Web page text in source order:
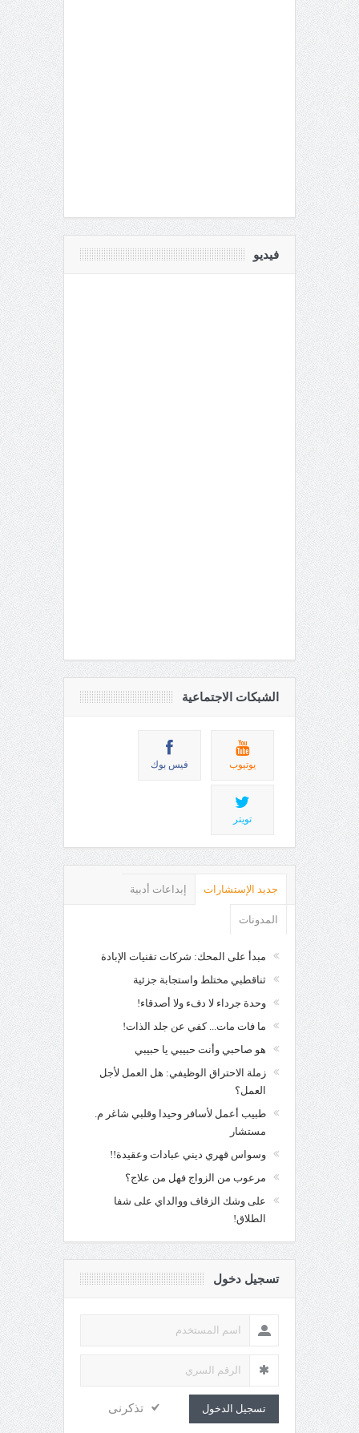
فيديو
الشبكات الاجتماعية
يوتيوب فيس بوك
تويتر
جديد الإستشارات إبداعات أدبية
المدونات
مبدأ على المحك: شركات تقنيات الإبادة
ثناقطبي مختلط واستجابة جزئية
وحدة جرداء لا دفء ولا أصدقاء!
ما فات مات... كفي عن جلد الذات!
هو صاحبي وأنت حبيبي يا حبيبي
زملة الاحتراق الوظيفي: هل العمل لأجل
العمل؟
طبيب أعمل لأسافر وحيدا وقلبي شاغر م.
مستشار
وسواس قهري ديني عبادات وعقيدة!!
مرعوب من الزواج فهل من علاج؟
على وشك الزفاف ووالداي على شفا
الطلاق!
تسجيل دخول
تسجيل الدخول تذكرنى